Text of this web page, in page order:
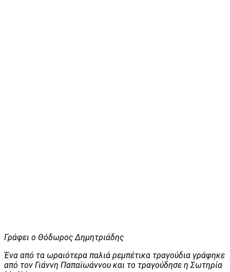
Γράφει ο Θόδωρος Δημητριάδης
Ένα από τα ωραιότερα παλιά ρεμπέτικα τραγούδια γράφηκε
από τον Γιάννη Παπαϊωάννου και το τραγούδησε η Σωτηρία